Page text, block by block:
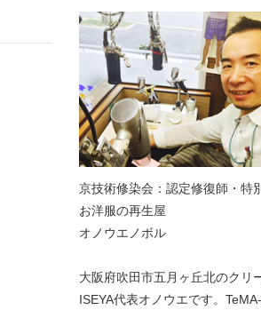
京技術修染会：認定修復師・特
お洋服の再生屋
オノウエノボル
大阪府吹田市五月ヶ丘北のクリ
ISEYA代表オノウエです。